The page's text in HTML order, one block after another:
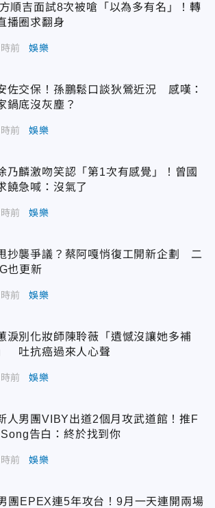
順吉面試8次被嗆「以為多有名」！轉
播圈求翻身
前 娛樂
佐交保！孫鵬鬆口談狄鶯近況 感嘆：
鍋底沒灰塵？
前 娛樂
乃麟激吻笑認「第1次有感覺」！曾國
饒急喊：沒氣了
前 娛樂
抄襲爭議？蔡阿嘎悄復工開新企劃 二
也更新
前 娛樂
淚別化妝師陳聆薇「遺憾沒讓她多補
吐抗癌過來人心聲
前 娛樂
人男團VIBY出道2個月攻武道館！推F
告白：終於找到你
前 娛樂
團EPEX連5年攻台！9月一天連開兩場